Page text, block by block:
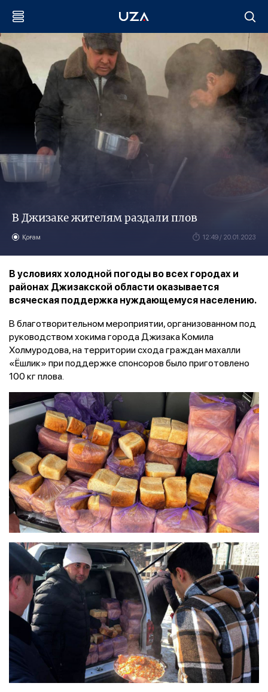
В Джизаке жителям раздали плов
Қоғам 12:49 / 20.01.2023
В условиях холодной погоды во всех городах и
районах Джизакской области оказывается
всяческая поддержка нуждающемуся населению.
В благотворительном мероприятии, организованном под
руководством хокима города Джизака Комила
Холмуродова, на территории схода граждан махалли
«Ёшлик» при поддержке спонсоров было приготовлено
100 кг плова.